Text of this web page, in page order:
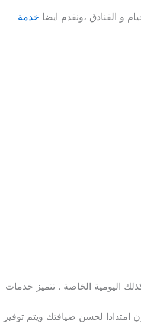
و الفنادق ،ونقدم ايضا خدمة
اليومية الخاصة . تتميز خدمات
امتدادا لحسن ضيافتك ويتم توفير